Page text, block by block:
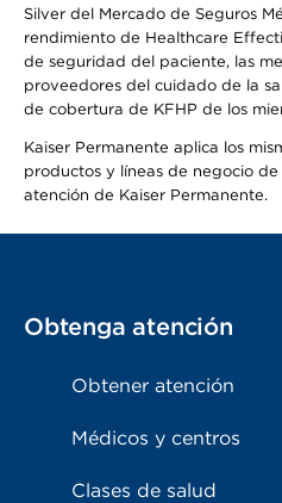
Silver del Mercado de Seguros
rendimiento de Healthcare
de seguridad del paciente, las
proveedores del cuidado de la
de cobertura de KFHP de los
Kaiser Permanente aplica los
productos y líneas de negocio
atención de Kaiser Permanente.
Obtenga atención
Obtener atención
Médicos y centros
Clases de salud